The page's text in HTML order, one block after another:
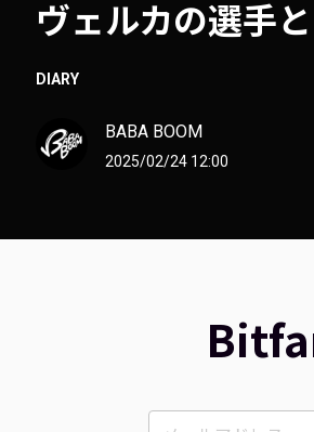
ヴェルカの選手
DIARY
BABA BOOM
2025/02/24 12:00